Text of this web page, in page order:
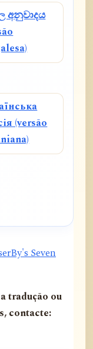
අනුවාදය
(versão
Seven
tradução ou
contacte: